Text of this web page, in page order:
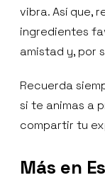
vibra. Así que,
ingredientes
amistad y, por
Recuerda
si te animas a
compartir tu
Más en